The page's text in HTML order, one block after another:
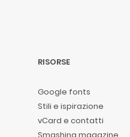
RISORSE
Google fonts
Stili e ispirazione
vCard e contatti